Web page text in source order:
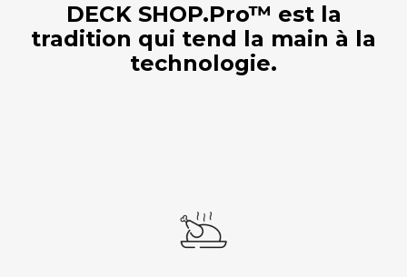
DECK SHOP.Pro™ est la
tradition qui tend la main à la
technologie.